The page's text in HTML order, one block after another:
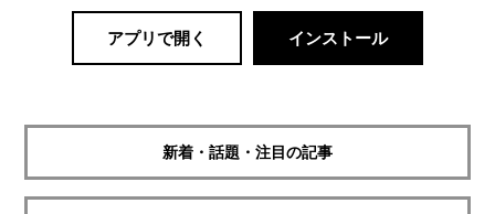
アプリで開く インストール
新着・話題・注目の記事